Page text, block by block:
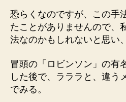
恐らくなのですが、この手
たことがありませんので、
法なのかもしれないと思い
冒頭の「ロビンソン」の有
した後で、ラララと、違う
でみる。